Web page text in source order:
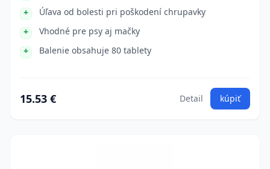
Úľava od bolesti pri poškodení chrupavky
Vhodné pre psy aj mačky
Balenie obsahuje 80 tablety
15.53 € Detail kúpiť